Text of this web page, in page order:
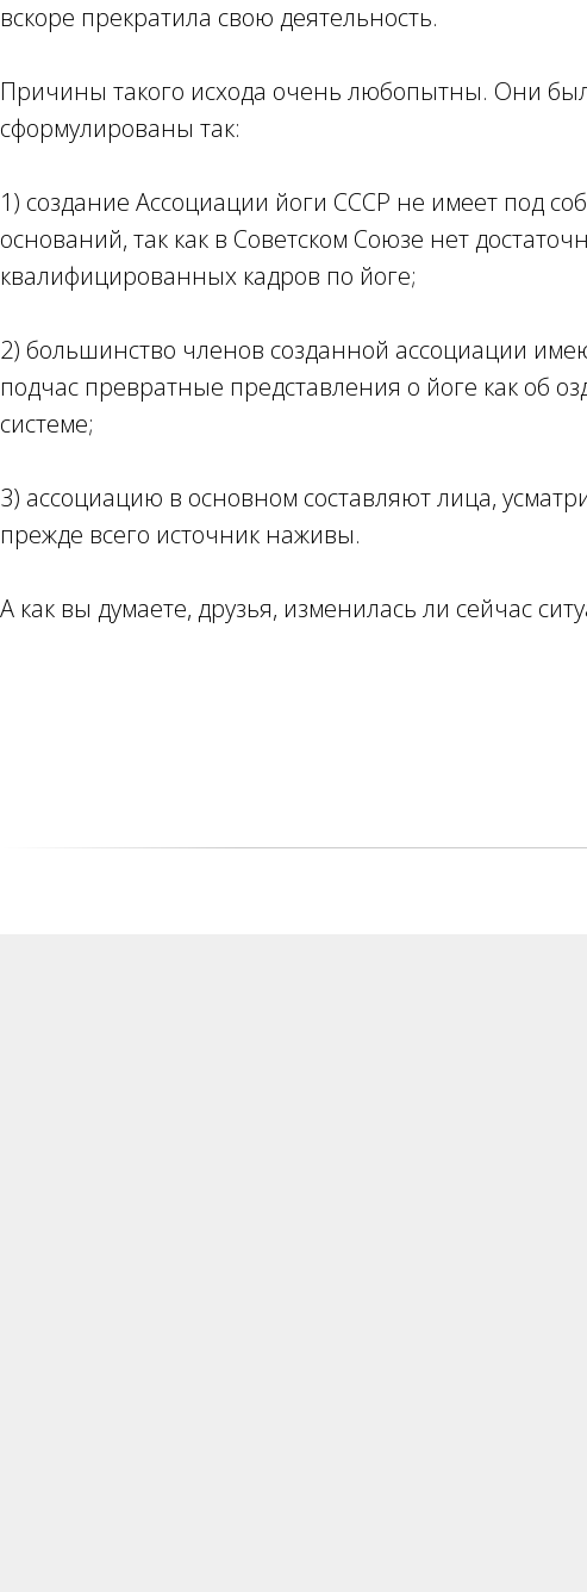
вскоре прекратила свою деятельность.
Причины такого исхода очень любопытны. Они
сформулированы так:
1) создание Ассоциации йоги СССР не имеет под
оснований, так как в Советском Союзе нет
квалифицированных кадров по йоге;
2) большинство членов созданной ассоциации
подчас превратные представления о йоге как об
системе;
3) ассоциацию в основном составляют лица,
прежде всего источник наживы.
А как вы думаете, друзья, изменилась ли сейчас